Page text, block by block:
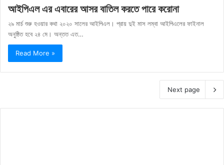
আইপিএল এর এবারের আসর বাতিল করতে পারে করোনা
২৯ মার্চ শুরু হওয়ার কথা ২০২০ সালের আইপিএল। প্রায় দুই মাস লম্বা আইপিএলের ফাইনাল
অনুষ্ঠিত হবে ২৪ মে। অন্তত এত…
Read More »
Next page